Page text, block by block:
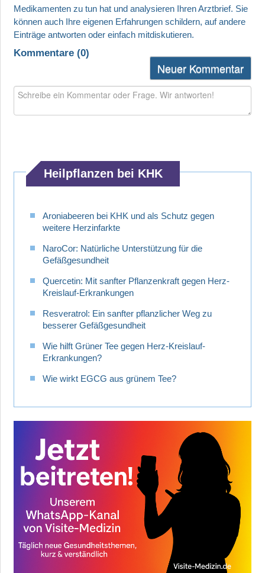
Kommentare (0)
Neuer Kommentar
Heilpflanzen bei KHK
Aroniabeeren bei KHK und als Schutz gegen
weitere Herzinfarkte
NaroCor: Natürliche Unterstützung für die
Gefäßgesundheit
Quercetin: Mit sanfter Pflanzenkraft gegen Herz-
Kreislauf-Erkrankungen
Resveratrol: Ein sanfter pflanzlicher Weg zu
besserer Gefäßgesundheit
Wie hilft Grüner Tee gegen Herz-Kreislauf-
Erkrankungen?
Wie wirkt EGCG aus grünem Tee?